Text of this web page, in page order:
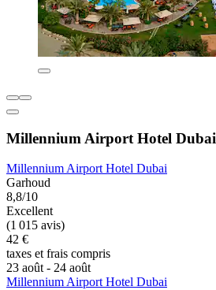
Millennium Airport Hotel Dubai
Millennium Airport Hotel Dubai
Garhoud
8,8/10
Excellent
(1 015 avis)
42 €
taxes et frais compris
23 août - 24 août
Millennium Airport Hotel Dubai